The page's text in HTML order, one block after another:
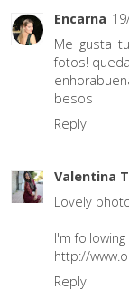
Encarna
Me gusta
fotos!
besos
Reply
Valentina
Lovely
I'm
http://
Reply